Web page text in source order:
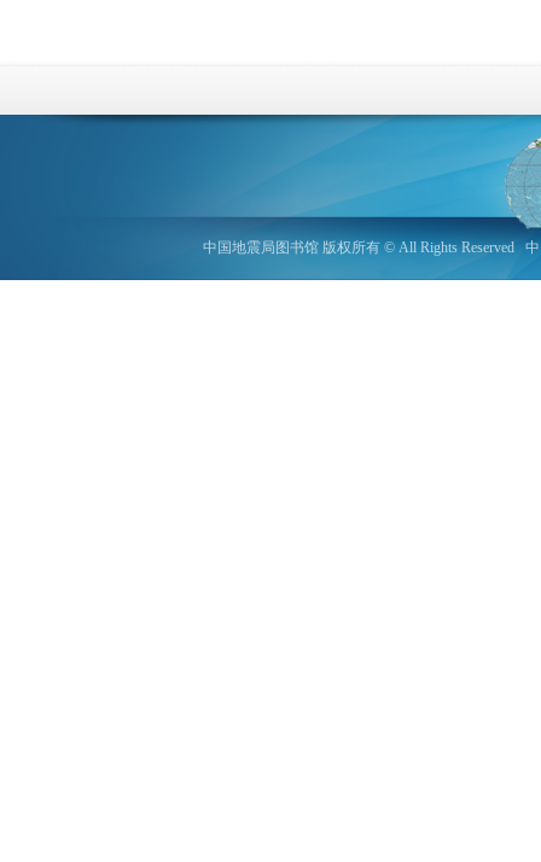
中国地震局图书馆 版权所有 © All Rights Reserved